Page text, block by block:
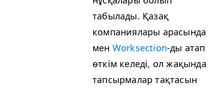
табылады. Қазақ
компаниялары арасында
мен Work­sec­tion-ды атап
өткім келеді, ол жақында
тапсырмалар тақтасын